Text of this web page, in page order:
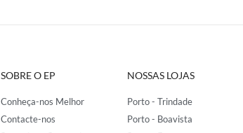
SOBRE O EP
Conheça-nos Melhor
Contacte-nos
NOSSAS LOJAS
Porto - Trindade
Porto - Boavista